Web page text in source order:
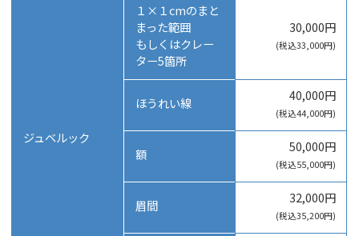
ジュベルック
１×１cmのまと
まった範囲
もしくはクレー
ター5箇所
30,000円
(税込33,000円)
ほうれい線 40,000円
(税込44,000円)
額 50,000円
(税込55,000円)
眉間 32,000円
(税込35,200円)